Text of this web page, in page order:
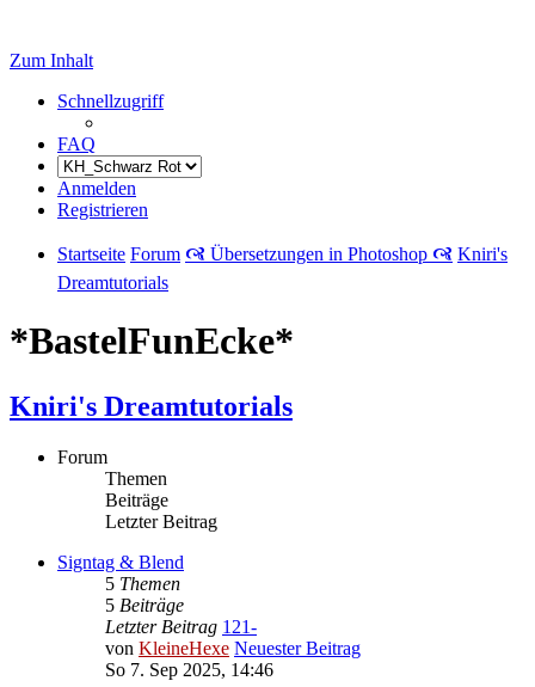
Zum Inhalt
Schnellzugriff
FAQ
Anmelden
Registrieren
Startseite Forum 🙧 Übersetzungen in Photoshop 🙧 Kniri's
Dreamtutorials
*BastelFunEcke*
Kniri's Dreamtutorials
Forum
Themen
Beiträge
Letzter Beitrag
Signtag & Blend
5 Themen
5 Beiträge
Letzter Beitrag 121-
von KleineHexe Neuester Beitrag
So 7. Sep 2025, 14:46